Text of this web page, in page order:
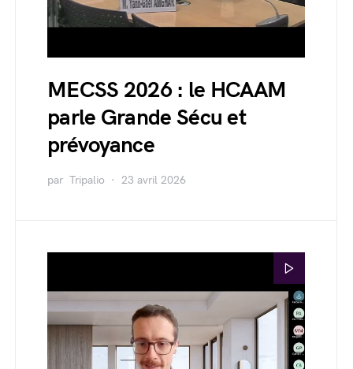
MECSS 2026 : le HCAAM
parle Grande Sécu et
prévoyance
par Tripalio 23 avril 2026